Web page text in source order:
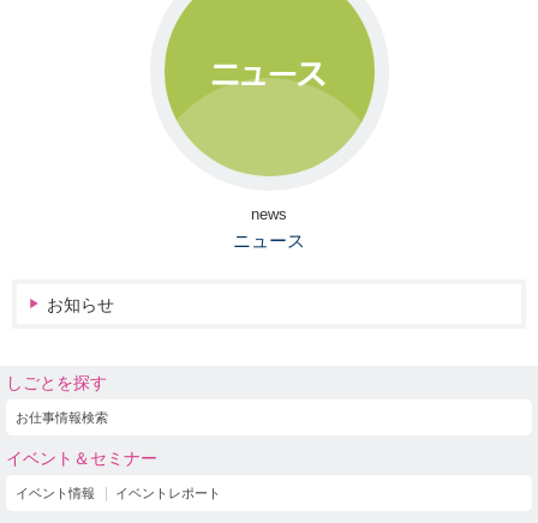
news
ニュース
お知らせ
しごとを探す
お仕事情報検索
イベント＆セミナー
イベント情報 イベントレポート